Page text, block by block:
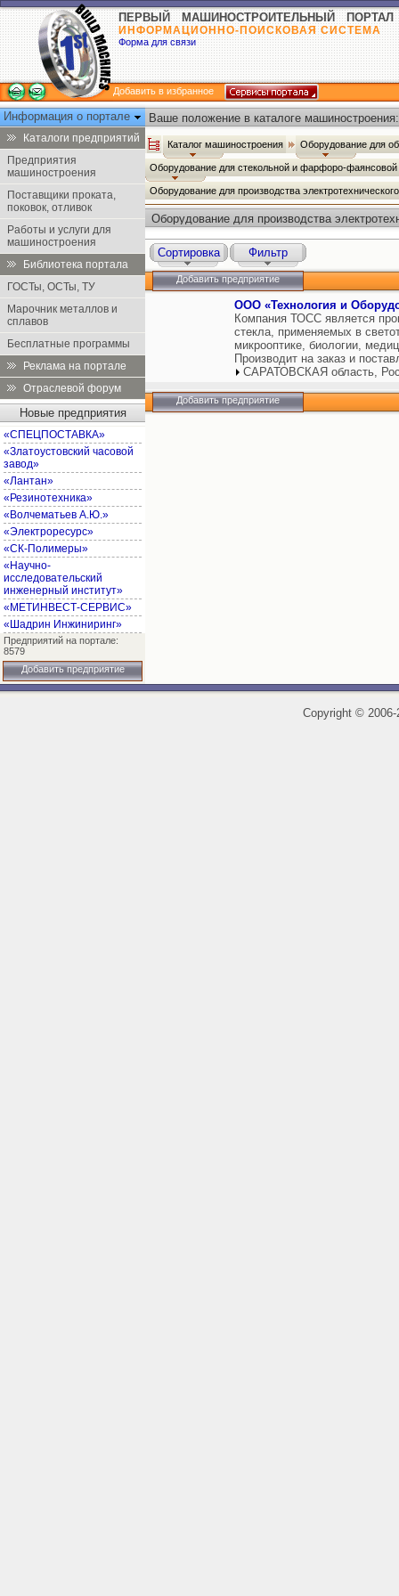
ПЕРВЫЙ МАШИНОСТРОИТЕЛЬНЫЙ ПОРТАЛ
ИНФОРМАЦИОННО-ПОИСКОВАЯ СИСТЕМА
Форма для связи
Добавить в избранное
Информация о портале
Каталоги предприятий
Предприятия
машиностроения
Поставщики проката,
поковок, отливок
Работы и услуги для
машиностроения
Библиотека портала
ГОСТы, ОСТы, ТУ
Марочник металлов и
сплавов
Бесплатные программы
Реклама на портале
Отраслевой форум
Новые предприятия
«СПЕЦПОСТАВКА»
«Златоустовский часовой
завод»
«Лантан»
«Резинотехника»
«Волчематьев А.Ю.»
«Электроресурс»
«СК-Полимеры»
«Научно-
исследовательский
инженерный институт»
«МЕТИНВЕСТ-СЕРВИС»
«Шадрин Инжиниринг»
Предприятий на портале:
8579
Добавить предприятие
Ваше положение в каталоге машиностроения:
Каталог машиностроения Оборудование для
Оборудование для стекольной и фарфоро-
Оборудование для производства
Оборудование для производства
Сортировка Фильтр
Добавить предприятие
ООО «Технология и
Кoмпания ТОСС является
стекла, применяемых в
микрооптике, биологии,
Производит на заказ и
САРАТОВСКАЯ область,
Добавить предприятие
Copyright ©